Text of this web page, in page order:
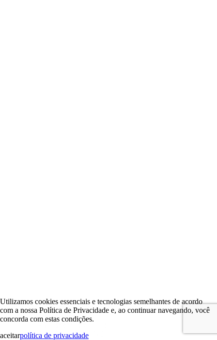
Utilizamos cookies essenciais e tecnologias semelhantes de acordo
com a nossa Política de Privacidade e, ao continuar navegando, você
concorda com estas condições.
aceitarpolítica de privacidade